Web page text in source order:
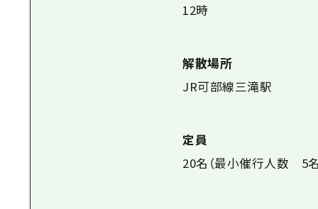
12時
解散場所
JR可部線三滝駅
定員
20名（最小催行人数 5名